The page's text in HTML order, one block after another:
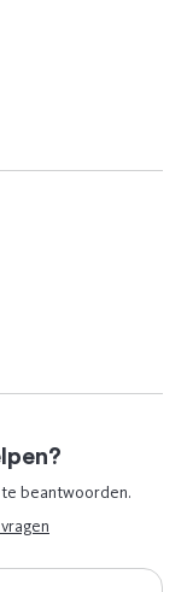
beantwoorden.